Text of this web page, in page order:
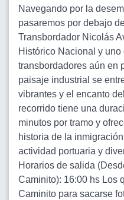
Navegando por la
pasaremos por debajo
Transbordador Nicolás
Histórico Nacional y
transbordadores aún en
paisaje industrial se
vibrantes y el encanto
recorrido tiene una
minutos por tramo y
historia de la
actividad portuaria y
Horarios de salida
Caminito): 16:00 hs Los
Caminito para sacarse